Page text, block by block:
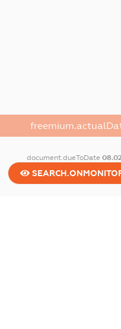
document.dueToDate